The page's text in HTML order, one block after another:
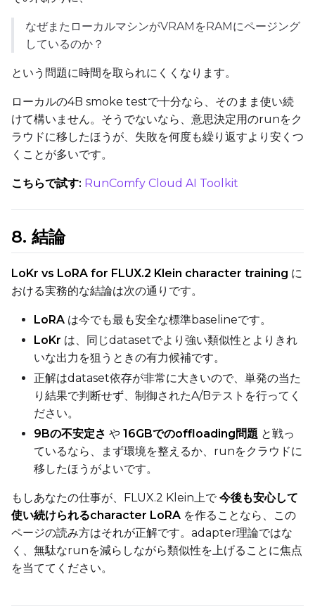
なぜまたローカルマシンがVRAMをRAMにページング
しているのか？
という問題に時間を取られにくくなります。
ローカルの4B smoke testで十分なら、そのまま使い続
けて構いません。そうでないなら、意思決定用のrunをク
ラウドに移したほうが、失敗を何度も繰り返すより安くつ
くことが多いです。
こちらで試す: RunComfy Cloud AI Toolkit
8. 結論
LoKr vs LoRA for FLUX.2 Klein character training に
おける実務的な結論は次の通りです。
LoRA は今でも最も安全な標準baselineです。
LoKr は、同じdatasetでより強い類似性とよりきれ
いな出力を狙うときの有力候補です。
正解はdataset依存が非常に大きいので、単発の当た
り結果で判断せず、制御されたA/Bテストを行ってく
ださい。
9Bの不安定さ や 16GBでのoffloading問題 と戦っ
ているなら、まず環境を整えるか、runをクラウドに
移したほうがよいです。
もしあなたの仕事が、FLUX.2 Klein上で 今後も安心して
使い続けられるcharacter LoRA を作ることなら、この
ページの読み方はそれが正解です。adapter理論ではな
く、無駄なrunを減らしながら類似性を上げることに焦点
を当ててください。